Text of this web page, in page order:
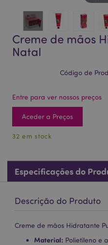
Creme de mãos
Natal
Código de
Entre para ver nossos preços
Aceder a Preços
32 em stock
Especificações do
Descrição do Produto
Creme de mãos Hidratante
Material: Polietileno e